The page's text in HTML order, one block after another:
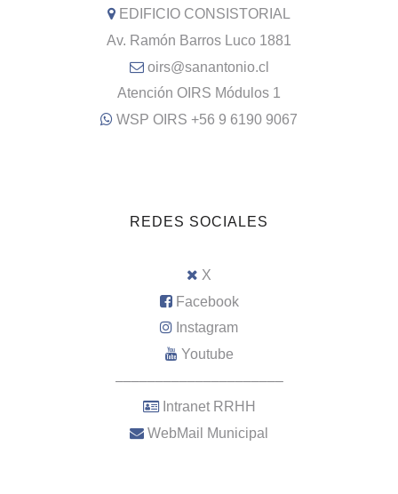
EDIFICIO CONSISTORIAL
Av. Ramón Barros Luco 1881
oirs@sanantonio.cl
Atención OIRS Módulos 1
WSP OIRS +56 9 6190 9067
REDES SOCIALES
X
Facebook
Instagram
Youtube
–––––––––––––––––––––
Intranet RRHH
WebMail Municipal